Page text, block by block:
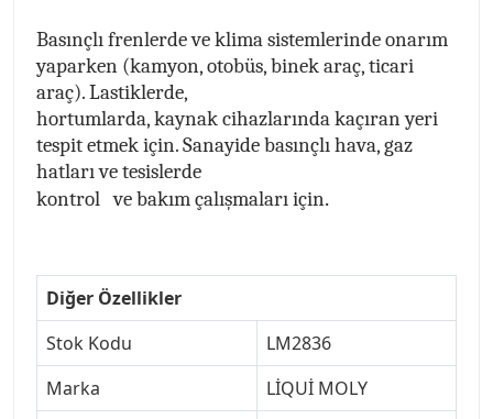
Basınçlı frenlerde ve klima sistemlerinde onarım
yaparken (kamyon, otobüs, binek araç, ticari
araç). Lastiklerde,
hortumlarda, kaynak cihazlarında kaçıran yeri
tespit etmek için. Sanayide basınçlı hava, gaz
hatları ve tesislerde
kontrol ve bakım çalışmaları için.
Diğer Özellikler
Stok Kodu
LM2836
Marka
LİQUİ MOLY